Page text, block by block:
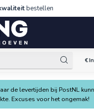
bestellen
€
de levertijden bij PostNL
Excuses voor het ongemak!